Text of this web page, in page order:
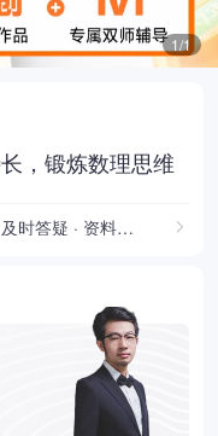
1/1
，锻炼数理思维
支持退款 · 直播授课 · 回放三年 · 及时答疑 · 资料下载 · 学习报告 · 支持调课